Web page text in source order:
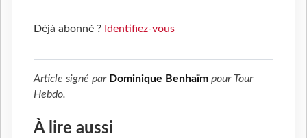
Déjà abonné ? Identifiez-vous
Article signé par Dominique Benhaïm pour Tour
Hebdo.
À lire aussi